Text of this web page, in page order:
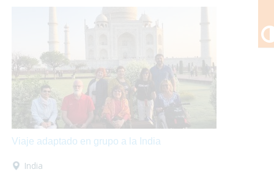
de visitar los fantásticos museos que se encuentran en la
ciudad y destinar una tarde a disfrutar de un Afternoon Tea.
¡Londres te encantará! Así que escápate a la capital inglesa
y sólo preocúpate por disfrutar... ¡nosotros te lo
garantizamos!
Viaje adaptado en grupo a la India
India